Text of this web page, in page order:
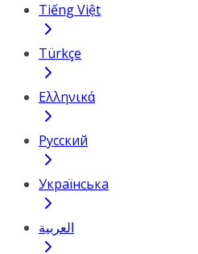
Tiếng Việt
Türkçe
Ελληνικά
Русский
Українська
العربية